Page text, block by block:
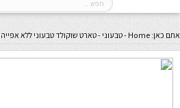
אתם כאן: Home
-טבעוני -טארט שוקולד טבעוני ללא אפייה